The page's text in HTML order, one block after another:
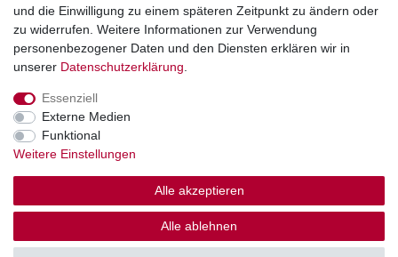
Widerrufs­recht Impressum Daten­schutz­erklärung
Großhandel für Gartenteich, Bewässerung & Aquaristik.
und die Einwilligung zu einem späteren Zeitpunkt zu ändern oder
zu widerrufen. Weitere Informationen zur Verwendung
personenbezogener Daten und den Diensten erklären wir in
unserer Daten­schutz­erklärung
Essenziell
Externe Medien
Funktional
Weitere Einstellungen
Alle akzeptieren
Alle ablehnen